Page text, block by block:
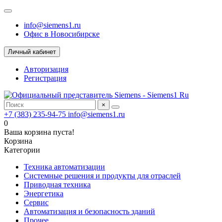
info@siemens1.ru
Офис в Новосибирске
Личный кабинет
Авторизация
Регистрация
×
+7 (383) 235-94-75 info@siemens1.ru
0
Ваша корзина пуста!
Корзина
Категории
Техника автоматизации
Системные решения и продукты для отраслей
Приводная техника
Энергетика
Сервис
Автоматизация и безопасность зданий
Прочее